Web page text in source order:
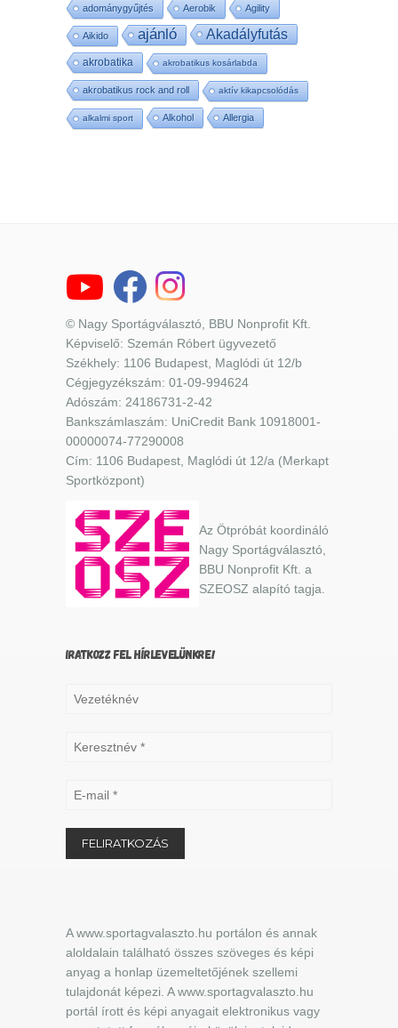
adománygyűjtés Aerobik Agility
Aikido ajánló Akadályfutás
akrobatika akrobatikus kosárlabda
akrobatikus rock and roll aktív kikapcsolódás
alkalmi sport Alkohol Allergia
© Nagy Sportágválasztó, BBU Nonprofit Kft.
Képviselő: Szemán Róbert ügyvezető
Székhely: 1106 Budapest, Maglódi út 12/b
Cégjegyzékszám: 01-09-994624
Adószám: 24186731-2-42
Bankszámlaszám: UniCredit Bank 10918001-
00000074-77290008
Cím: 1106 Budapest, Maglódi út 12/a (Merkapt
Sportközpont)
Az Ötpróbát koordináló
Nagy Sportágválasztó,
BBU Nonprofit Kft. a
SZEOSZ alapító tagja.
IRATKOZZ FEL HÍRLEVELÜNKRE!
A www.sportagvalaszto.hu portálon és annak
aloldalain található összes szöveges és képi
anyag a honlap üzemeltetőjének szellemi
tulajdonát képezi. A www.sportagvalaszto.hu
portál írott és képi anyagait elektronikus vagy